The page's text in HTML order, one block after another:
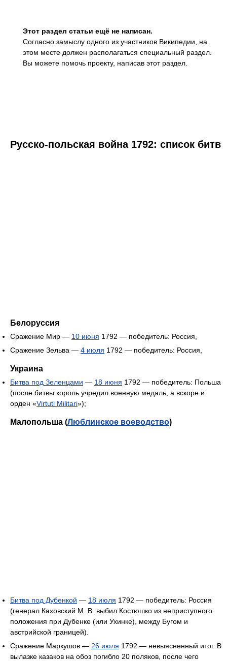
Этот раздел статьи ещё не написан.
Согласно замыслу одного из участников Википедии, на
этом месте должен располагаться специальный раздел.
Вы можете помочь проекту, написав этот раздел.
Русско-польская война 1792: список битв
Белоруссия
Сражение Мир — 10 июня 1792 — победитель: Россия,
Сражение Зельва — 4 июля 1792 — победитель: Россия,
Украина
Битва под Зеленцами — 18 июня 1792 — победитель: Польша
(после битвы король учредил военную медаль, а вскоре и
орден «Virtuti Militari»);
Малопольша (Люблинское воеводство)
Битва под Дубенкой — 18 июля 1792 — победитель: Россия
(генерал Каховский М. В. выбил Костюшко из неприступного
положения при Дубенке (или Ухинке), между Бугом и
австрийской границей).
Сражение Маркушов — 26 июля 1792 — невыясненный итог. В
вылазке казаков на обоз погибло 20 поляков, после чего